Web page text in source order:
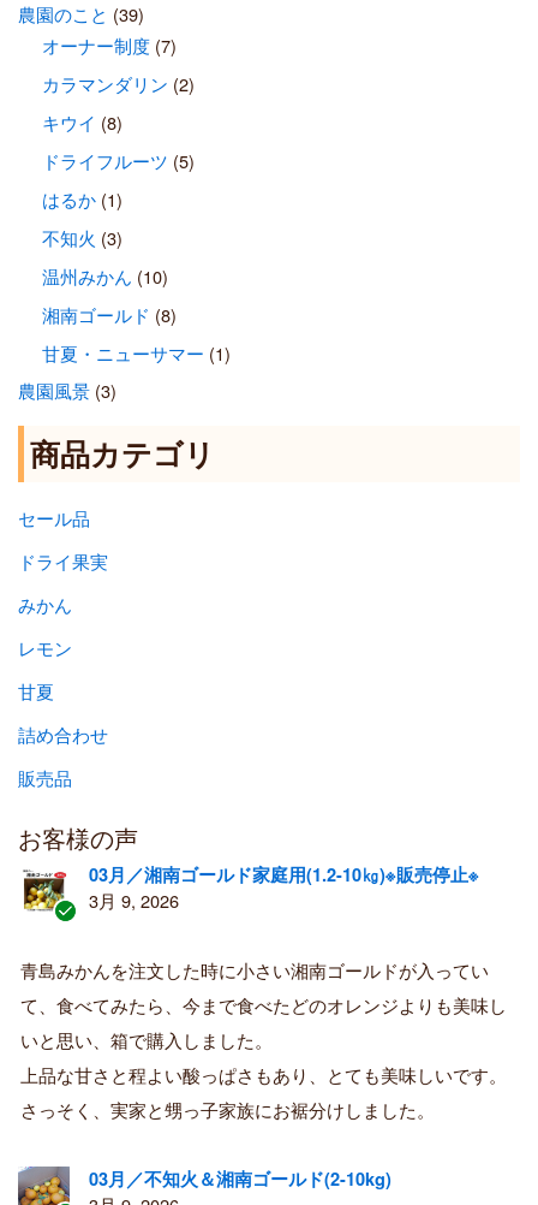
農園のこと (39)
オーナー制度(7)
カラマンダリン (2)
キウイ (8)
ドライフルーツ (5)
はるか(1)
不知火 (3)
温州みかん (10)
湘南ゴールド (8)
甘夏・ニューサマー (1)
農園風景(3)
商品カテゴリ
セール品
ドライ果実
みかん
レモン
甘夏
詰め合わせ
販売品
お客様の声
証
済
み
購
者
03月／湘南ゴールド家庭用(1.2-10㎏)※販売停止※
3月 9, 2026
青島みかんを注文した時に小さい湘南ゴールドが入ってい
て、食べてみたら、今まで食べたどのオレンジよりも美味し
いと思い、箱で購入しました。
上品な甘さと程よい酸っぱさもあり、とても美味しいです。
さっそく、実家と甥っ子家族にお裾分けしました。
03月／不知火＆湘南ゴールド(2-10kg)